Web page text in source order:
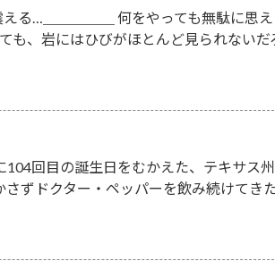
る…＿＿＿＿＿ 何をやっても無駄に思え
も、岩にはひびがほとんど見られないだ
回目の誕生日をむかえた、テキサス
ずドクター・ペッパーを飲み続けてき